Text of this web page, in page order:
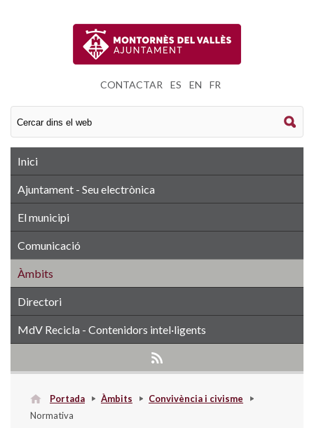
CONTACTAR ES EN FR
Inici
Ajuntament - Seu electrònica
El municipi
Comunicació
Àmbits
Directori
MdV Recicla - Contenidors intel·ligents
Portada Àmbits
Convivència i civisme
Normativa